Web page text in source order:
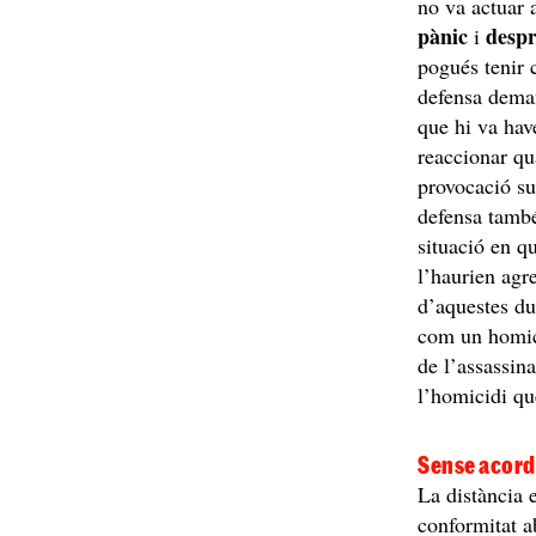
no va actuar
pànic i
pogués tenir
defensa
que hi va
reaccionar
provocació
defensa
situació en
l’haurien
d’aquestes
com un
de
l’homicidi
Sense
La distància
conformitat